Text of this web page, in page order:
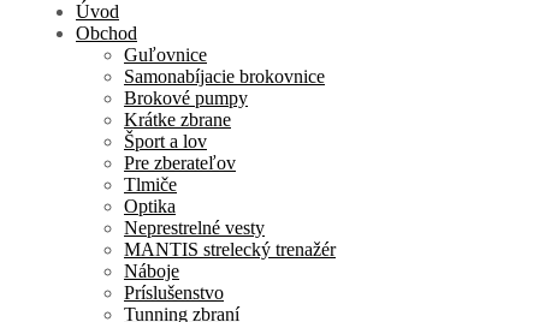
Úvod
Obchod
Guľovnice
Samonabíjacie brokovnice
Brokové pumpy
Krátke zbrane
Šport a lov
Pre zberateľov
Tlmiče
Optika
Neprestrelné vesty
MANTIS strelecký trenažér
Náboje
Príslušenstvo
Tunning zbraní